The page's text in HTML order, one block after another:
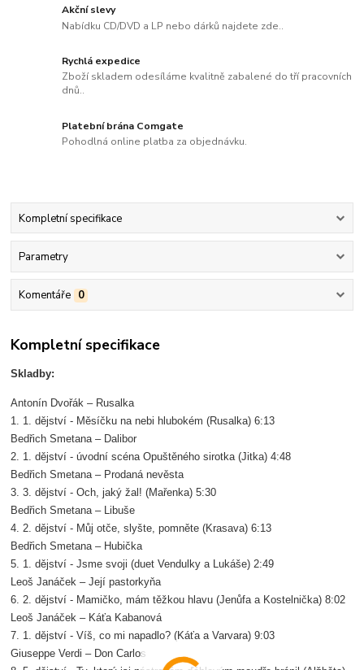
Akční slevy
Nabídku CD/DVD a LP nebo dárků najdete zde..
Rychlá expedice
Zboží skladem odesíláme kvalitně zabalené do tří pracovních
dnů..
Platební brána Comgate
Pohodlná online platba za objednávku.
Kompletní specifikace
Parametry
Komentáře 0
Kompletní specifikace
Skladby:
Antonín Dvořák – Rusalka
1. 1. dějství - Měsíčku na nebi hlubokém (Rusalka) 6:13
Bedřich Smetana – Dalibor
2. 1. dějství - úvodní scéna Opuštěného sirotka (Jitka) 4:48
Bedřich Smetana – Prodaná nevěsta
3. 3. dějství - Och, jaký žal! (Mařenka) 5:30
Bedřich Smetana – Libuše
4. 2. dějství - Můj otče, slyšte, pomněte (Krasava) 6:13
Bedřich Smetana – Hubička
5. 1. dějství - Jsme svoji (duet Vendulky a Lukáše) 2:49
Leoš Janáček – Její pastorkyňa
6. 2. dějství - Mamičko, mám těžkou hlavu (Jenůfa a Kostelnička) 8:02
Leoš Janáček – Káťa Kabanová
7. 1. dějství - Víš, co mi napadlo? (Káťa a Varvara) 9:03
Giuseppe Verdi – Don Carlos